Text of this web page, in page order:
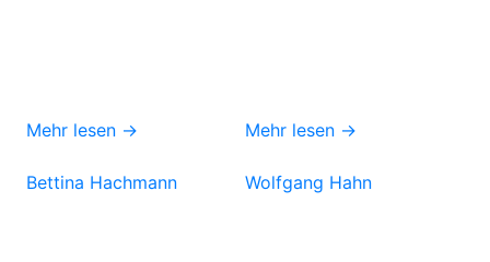
Mehr lesen → Mehr lesen →
Bettina Hachmann Wolfgang Hahn